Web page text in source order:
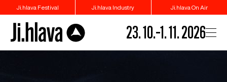
Ji.hlava Festival Ji.hlava Industry Ji.hlava On Air
23. 10.–1. 11. 2026